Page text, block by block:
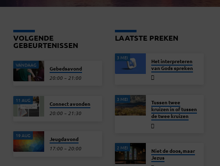
VOLGENDE
GEBEURTENISSEN
VANDAAG Gebedsavond
20:00 – 21:00
11 AUG Connect avonden
20:00 – 21:30
19 AUG Jeugdavond
17:00 – 20:00
LAATSTE PREKEN
3 MEI
Het interpreteren
van Gods spreken
3 MEI
Tussen twee
kruizen in of tussen
de twee kruizen
2 MEI
Niet de doos, maar
Jezus